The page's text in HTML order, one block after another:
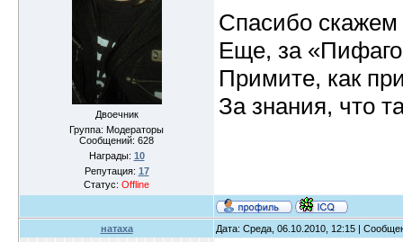
Двоечник
Группа: Модераторы
Сообщений: 628
Награды: 10
Репутация: 17
Статус: Offline
Спасибо
Еще, за
Примите, как
За знания, что
натаха Дата: Среда, 06.10.2010, 12:15 |